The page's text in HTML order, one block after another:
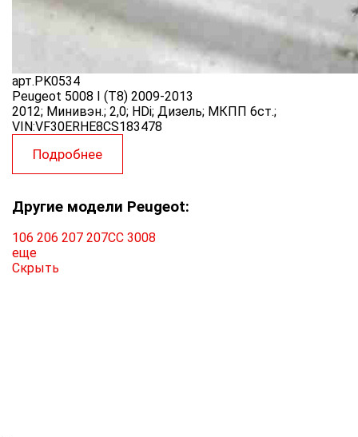
арт.PK0534
Peugeot 5008 I (T8) 2009-2013
2012; Минивэн.; 2,0; HDi; Дизель; МКПП 6ст.;
VIN:VF30ERHE8CS183478
Подробнее
Другие модели Peugeot:
106 206 207 207CC 3008
еще
Скрыть